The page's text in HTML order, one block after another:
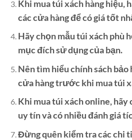
Khi mua túi xách hàng hiệu,
các cửa hàng để có giá tốt
Hãy chọn mẫu túi xách phù
mục đích sử dụng của bạn.
Nên tìm hiểu chính sách
cửa hàng trước khi mua túi
Khi mua túi xách online, hãy
uy tín và có nhiều đánh giá
Đừng quên kiểm tra các chi